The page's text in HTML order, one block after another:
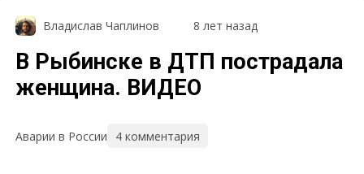
Владислав Чаплинов 8 лет назад
В Рыбинске в ДТП пострадала
женщина. ВИДЕО
Аварии в России 4 комментария